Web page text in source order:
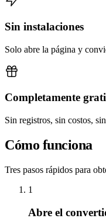
Sin instalaciones
Solo abre la página y
Completamente
Sin registros, sin costos,
Cómo funciona
Tres pasos rápidos para
1
Abre el